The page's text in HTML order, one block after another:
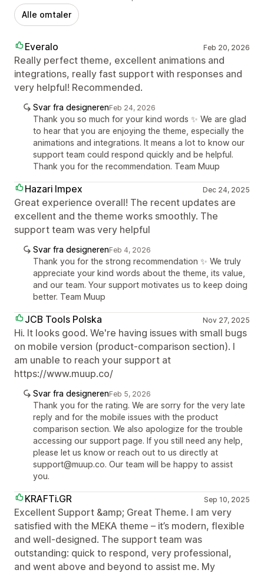
Alle omtaler
Everalo Feb 20, 2026
Really perfect theme, excellent animations and
integrations, really fast support with responses and
very helpful! Recommended.
Svar fra designerenFeb 24, 2026
Thank you so much for your kind words ✨ We are glad
to hear that you are enjoying the theme, especially the
animations and integrations. It means a lot to know our
support team could respond quickly and be helpful.
Thank you for the recommendation. Team Muup
Hazari Impex Dec 24, 2025
Great experience overall! The recent updates are
excellent and the theme works smoothly. The
support team was very helpful
Svar fra designerenFeb 4, 2026
Thank you for the strong recommendation ✨ We truly
appreciate your kind words about the theme, its value,
and our team. Your support motivates us to keep doing
better. Team Muup
JCB Tools Polska Nov 27, 2025
Hi. It looks good. We're having issues with small bugs
on mobile version (product-comparison section). I
am unable to reach your support at
https://www.muup.co/
Svar fra designerenFeb 5, 2026
Thank you for the rating. We are sorry for the very late
reply and for the mobile issues with the product
comparison section. We also apologize for the trouble
accessing our support page. If you still need any help,
please let us know or reach out to us directly at
support@muup.co. Our team will be happy to assist
you.
KRAFTi.GR Sep 10, 2025
Excellent Support &amp; Great Theme. I am very
satisfied with the MEKA theme – it’s modern, flexible
and well-designed. The support team was
outstanding: quick to respond, very professional,
and went above and beyond to assist me. My